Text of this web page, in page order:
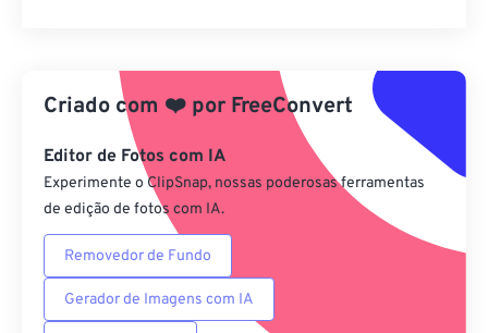
Aplicar a partir da predefinição
Salvar como predefinição
Criado com ❤️ por FreeConvert
Editor de Fotos com IA
Experimente o ClipSnap, nossas poderosas ferramentas
de edição de fotos com IA.
Removedor de Fundo
Gerador de Imagens com IA